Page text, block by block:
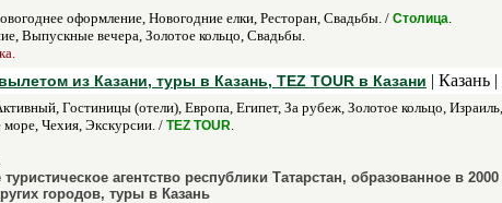
оформление, Новогодние елки, Ресторан, Свадьбы. / Столица.
Выпускные вечера, Золотое кольцо, Свадьбы.
из Казани, туры в Казань, TEZ TOUR в Казани | Казань |
Гостиницы (отели), Европа, Египет, За рубеж, Золотое кольцо,
Чехия, Экскурсии. / TEZ TOUR.
агентство республики Татарстан, образованное в
городов, туры в Казань